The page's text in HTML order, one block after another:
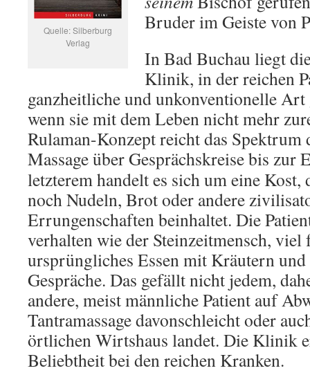
Quelle: Silberburg
Verlag
Bruder im Geiste von
In Bad Buchau liegt
Klinik, in der reichen
ganzheitliche und unkonventionelle
wenn sie mit dem Leben nicht mehr
Rulaman-Konzept reicht das Spektrum
Massage über Gesprächskreise bis zur
letzterem handelt es sich um eine
noch Nudeln, Brot oder andere
Errungenschaften beinhaltet. Die
verhalten wie der Steinzeitmensch,
ursprüngliches Essen mit Kräutern
Gespräche. Das gefällt nicht jedem,
andere, meist männliche Patient auf
Tantramassage davonschleicht oder
örtlichen Wirtshaus landet. Die Klinik
Beliebtheit bei den reichen Kranken.